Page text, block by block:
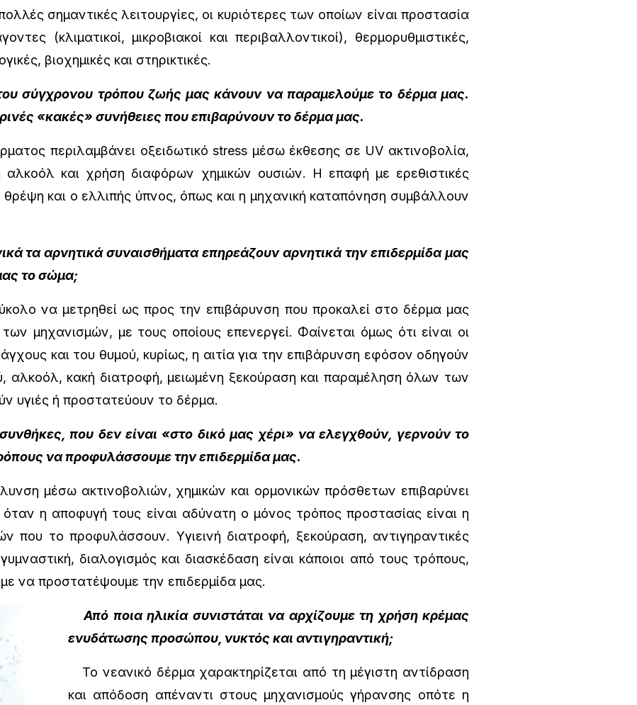
σημαντικές λειτουργίες, οι κυριότερες των οποίων είναι προστασία
(κλιματικοί, μικροβιακοί και περιβαλλοντικοί), θερμορυθμιστικές,
βιοχημικές και στηρικτικές.
σύγχρονου τρόπου ζωής μας κάνουν να παραμελούμε το δέρμα μας.
«κακές» συνήθειες που επιβαρύνουν το δέρμα μας.
περιλαμβάνει οξειδωτικό stress μέσω έκθεσης σε UV ακτινοβολία,
αλκοόλ και χρήση διαφόρων χημικών ουσιών. Η επαφή με ερεθιστικές
θρέψη και ο ελλιπής ύπνος, όπως και η μηχανική καταπόνηση συμβάλλουν
τα αρνητικά συναισθήματα επηρεάζουν αρνητικά την επιδερμίδα μας
το σώμα;
να μετρηθεί ως προς την επιβάρυνση που προκαλεί στο δέρμα μας
μηχανισμών, με τους οποίους επενεργεί. Φαίνεται όμως ότι είναι οι
άγχους και του θυμού, κυρίως, η αιτία για την επιβάρυνση εφόσον οδηγούν
αλκοόλ, κακή διατροφή, μειωμένη ξεκούραση και παραμέληση όλων των
υγιές ή προστατεύουν το δέρμα.
που δεν είναι «στο δικό μας χέρι» να ελεγχθούν, γερνούν το
να προφυλάσσουμε την επιδερμίδα μας.
μέσω ακτινοβολιών, χημικών και ορμονικών πρόσθετων επιβαρύνει
η αποφυγή τους είναι αδύνατη ο μόνος τρόπος προστασίας είναι η
που το προφυλάσσουν. Υγιεινή διατροφή, ξεκούραση, αντιγηραντικές
διαλογισμός και διασκέδαση είναι κάποιοι από τους τρόπους,
να προστατέψουμε την επιδερμίδα μας.
Από ποια ηλικία συνιστάται να αρχίζουμε τη χρήση κρέμας
ενυδάτωσης προσώπου, νυκτός και αντιγηραντική;
Το νεανικό δέρμα χαρακτηρίζεται από τη μέγιστη αντίδραση
και απόδοση απέναντι στους μηχανισμούς γήρανσης οπότε η